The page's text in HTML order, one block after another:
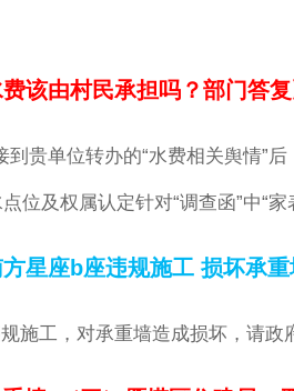
该由村民承担吗？部门答复
贵单位转办的“水费相关舆情”
位及权属认定针对“调查函”中“
星座b座违规施工 损坏承重
施工，对承重墙造成损坏，请